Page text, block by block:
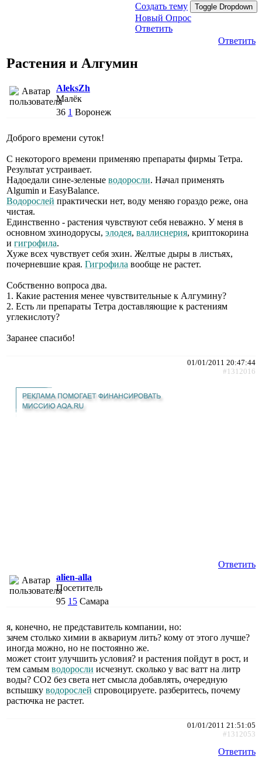
Создать тему
Toggle Dropdown
Новый Опрос
Ответить
Ответить
Растения и Алгумин
AleksZh
Малёк
36 1 Воронеж
Доброго времени суток!
С некоторого времени применяю препараты фирмы Тетра.
Результат устраивает.
Надоедали сине-зеленые водоросли. Начал применять
Algumin и EasyBalance.
Водорослей практически нет, воду меняю гораздо реже, она
чистая.
Единственно - растения чувствуют себя неважно. У меня в
основном эхинодорусы, элодея, валлиснерия, криптокорина
и гигрофила.
Хуже всех чувствует себя эхин. Желтые дыры в листьях,
почерневшие края. Гигрофила вообще не растет.
Собственно вопроса два.
1. Какие растения менее чувствительные к Алгумину?
2. Есть ли препараты Тетра доставляющие к растениям
углекислоту?
Заранее спасибо!
01/01/2011 20:47:44
#1312016
Ответить
alien-alla
Посетитель
95 15 Самара
я, конечно, не представитель компании, но:
зачем столько химии в аквариум лить? кому от этого лучше?
иногда можно, но не постоянно же.
может стоит улучшить условия? и растения пойдут в рост, и
тем самым водоросли исчезнут. сколько у вас ватт на литр
воды? СО2 без света нет смысла добавлять, очередную
вспышку водорослей спровоцируете. разберитесь, почему
растючка не растет.
01/01/2011 21:51:05
#1312053
Ответить